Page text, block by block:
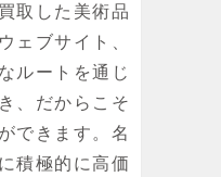
取した美術品
ェブサイト、
ルートを通じ
、だからこそ
できます。名
積極的に高価